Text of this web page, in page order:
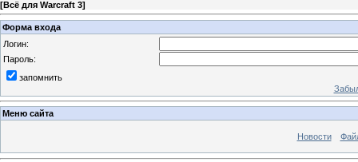
[Всё для Warcraft 3]
Форма входа
Логин:
Пароль:
запомнить
Меню сайта
Новости